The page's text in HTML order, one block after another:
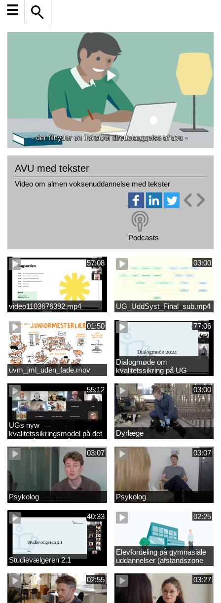
☰
AVU med tekster
Video om almen voksenuddannelse med tekster
Podcasts
57:08
video1103676392.mp4
03:00
UG_UddSyst_Final_sub.mp4
01:50
uvm_jml_uden_fade.mov
77:06
Dialogmøde om
kvalitetssikring på UG
55:12
UGs nyw
kvalitetssikringsmodel på det
videregående område
03:00
Dyrlæge
03:07
Psykolog
03:07
Psykolog
40:33
Studievælgeren 2.1
02:25
Elevfordeling på gymnasiale
uddannelser (afstandszone
redigeret)
02:55
03:27